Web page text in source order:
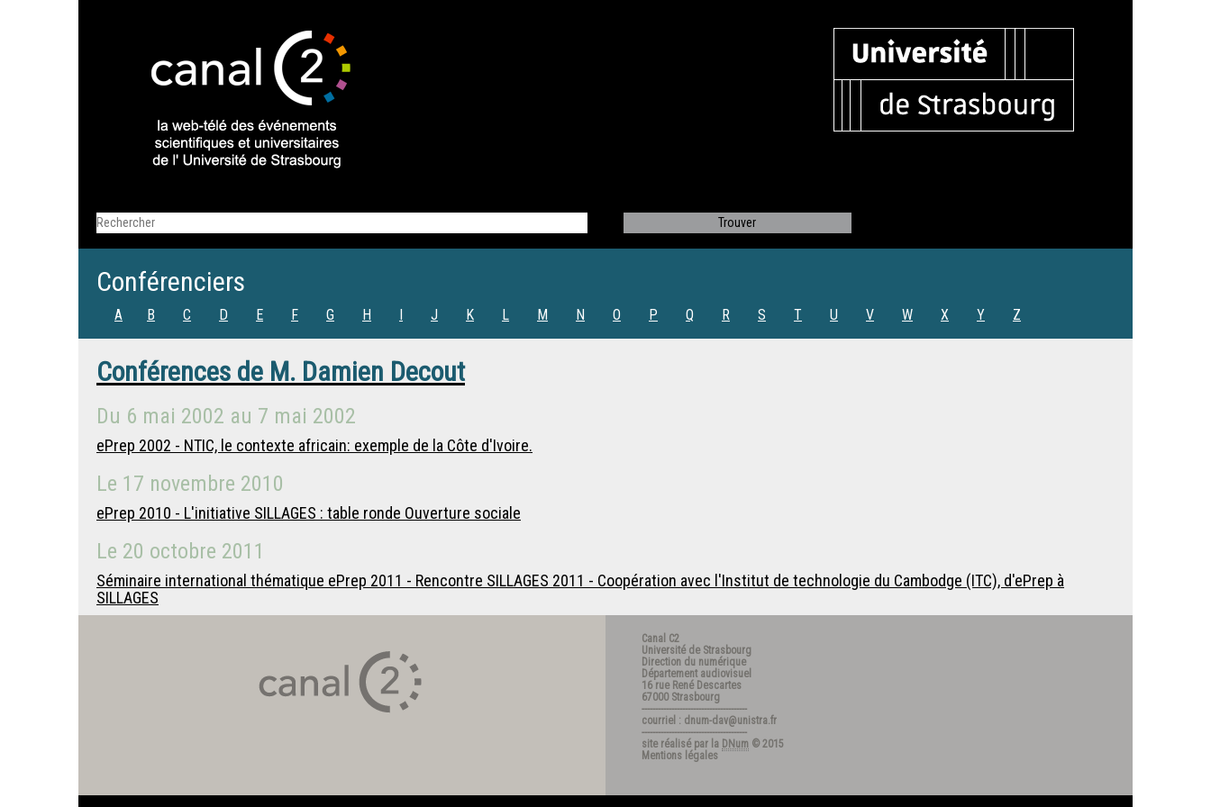
Conférenciers
A B C D E F G H I J K L M N O P Q R S T U V W X Y Z
Conférences de M. Damien Decout
Du 6 mai 2002 au 7 mai 2002
ePrep 2002 - NTIC, le contexte africain: exemple de la Côte d'Ivoire.
Le 17 novembre 2010
ePrep 2010 - L'initiative SILLAGES : table ronde Ouverture sociale
Le 20 octobre 2011
Séminaire international thématique ePrep 2011 - Rencontre SILLAGES 2011 - Coopération avec l'Institut de technologie du Cambodge (ITC), d'ePrep à
SILLAGES
Canal C2
Université de Strasbourg
Direction du numérique
Département audiovisuel
16 rue René Descartes
67000 Strasbourg
---------------------------------------
courriel : dnum-dav@unistra.fr
---------------------------------------
site réalisé par la DNum © 2015
Mentions légales